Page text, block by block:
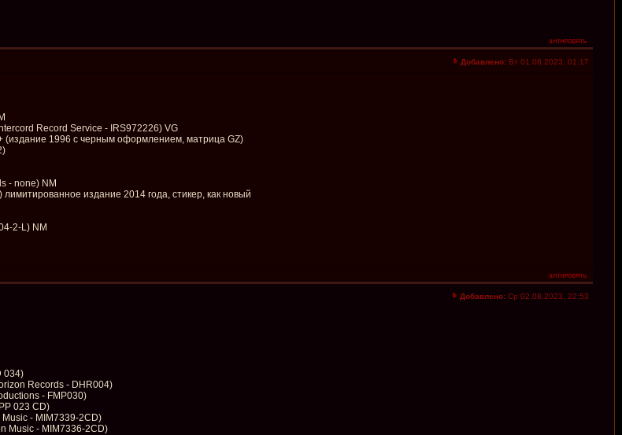
Добавлено: Вт 01.08.2023, 01:17
Record Service - IRS972226) VG
(издание 1996 с черным оформлением, матрица GZ)
- none) NM
издание 2014 года, стикер, как новый
2-L) NM
Добавлено: Ср 02.08.2023, 22:53
034)
Records - DHR004)
- FMP030)
023 CD)
- MIM7339-2CD)
Music - MIM7336-2CD)